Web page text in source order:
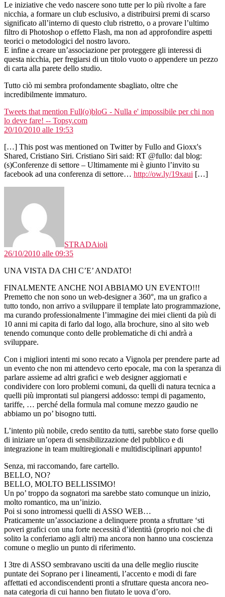
Le iniziative che vedo nascere sono tutte per lo più rivolte a fare
nicchia, a formare un club esclusivo, a distribuirsi premi di scarso
significato all’interno di questo club ristretto, o a provare l’ultimo
filtro di Photoshop o effetto Flash, ma non ad approfondire aspetti
teorici o metodologici del nostro lavoro.
E infine a creare un’associazione per proteggere gli interessi di
questa nicchia, per fregiarsi di un titolo vuoto o appendere un pezzo
di carta alla parete dello studio.
Tutto ciò mi sembra profondamente sbagliato, oltre che
incredibilmente immaturo.
Tweets that mention Full(o)bloG - Nulla e' impossibile per chi non
lo deve fare! -- Topsy.comdice:
20/10/2010 alle 19:53
[…] This post was mentioned on Twitter by Fullo and Gioxx's
Shared, Cristiano Siri. Cristiano Siri said: RT @fullo: dal blog:
(s)Conferenze di settore – Ultimamente mi è giunto l’invito su
facebook ad una conferenza di settore… http://ow.ly/19xaui […]
STRADAioli
26/10/2010 alle 09:35
UNA VISTA DA CHI C’E’ ANDATO!
FINALMENTE ANCHE NOI ABBIAMO UN EVENTO!!!
Premetto che non sono un web-designer a 360°, ma un grafico a
tutto tondo, non arrivo a sviluppare il template lato programmazione,
ma curando professionalmente l’immagine dei miei clienti da più di
10 anni mi capita di farlo dal logo, alla brochure, sino al sito web
tenendo comunque conto delle problematiche di chi andrà a
sviluppare.
Con i migliori intenti mi sono recato a Vignola per prendere parte ad
un evento che non mi attendevo certo epocale, ma con la speranza di
parlare assieme ad altri grafici e web designer aggiornati e
condividere con loro problemi comuni, da quelli di natura tecnica a
quelli più improntati sul piangersi addosso: tempi di pagamento,
tariffe, … perché della formula mal comune mezzo gaudio ne
abbiamo un po’ bisogno tutti.
L’intento più nobile, credo sentito da tutti, sarebbe stato forse quello
di iniziare un’opera di sensibilizzazione del pubblico e di
integrazione in team multiregionali e multidisciplinari appunto!
Senza, mi raccomando, fare cartello.
BELLO, NO?
BELLO, MOLTO BELLISSIMO!
Un po’ troppo da sognatori ma sarebbe stato comunque un inizio,
molto romantico, ma un’inizio.
Poi si sono intromessi quelli di ASSO WEB…
Praticamente un’associazione a delinquere pronta a sfruttare ‘sti
poveri grafici con una forte necessità d’identità (proprio noi che di
solito la conferiamo agli altri) ma ancora non hanno una coscienza
comune o meglio un punto di riferimento.
I 3tre di ASSO sembravano usciti da una delle meglio riuscite
puntate dei Soprano per i lineamenti, l’accento e modi di fare
affettati ed accondiscendenti pronti a sfruttare questa ancora neo-
nata categoria di cui hanno ben fiutato le uova d’oro.